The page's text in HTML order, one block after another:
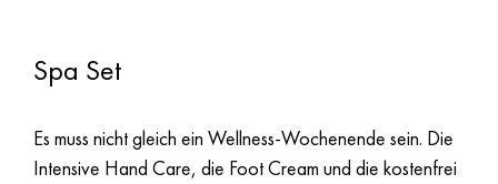
Spa Set
Es muss nicht gleich ein Wellness-Wochenende sein. Die
Intensive Hand Care, die Foot Cream und die kostenfrei